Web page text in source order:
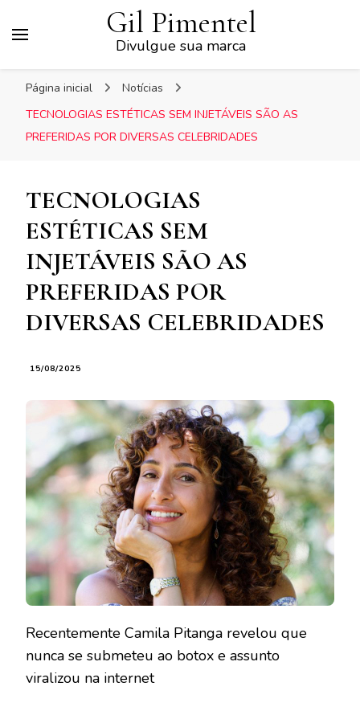
Gil Pimentel
Divulgue sua marca
Página inicial
Notícias
TECNOLOGIAS ESTÉTICAS SEM INJETÁVEIS SÃO AS
PREFERIDAS POR DIVERSAS CELEBRIDADES
TECNOLOGIAS
ESTÉTICAS SEM
INJETÁVEIS SÃO AS
PREFERIDAS POR
DIVERSAS CELEBRIDADES
15/08/2025
Recentemente Camila Pitanga revelou que
nunca se submeteu ao botox e assunto
viralizou na internet